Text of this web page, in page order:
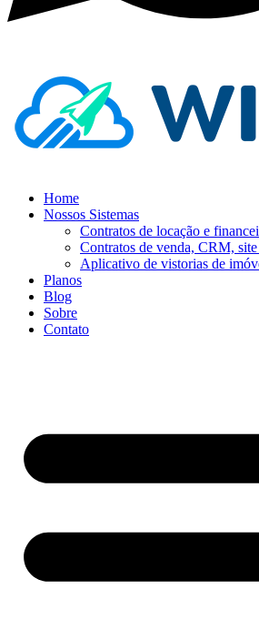
Home
Nossos Sistemas
Contratos de locação e
Contratos de venda, CRM,
Aplicativo de vistorias de
Planos
Blog
Sobre
Contato